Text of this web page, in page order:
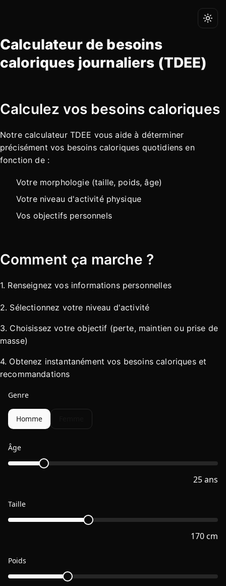
Calculateur de besoins
caloriques journaliers (TDEE)
Calculez vos besoins caloriques
Notre calculateur TDEE vous aide à déterminer
précisément vos besoins caloriques quotidiens en
fonction de :
Votre morphologie (taille, poids, âge)
Votre niveau d'activité physique
Vos objectifs personnels
Comment ça marche ?
1. Renseignez vos informations personnelles
2. Sélectionnez votre niveau d'activité
3. Choisissez votre objectif (perte, maintien ou prise de
masse)
4. Obtenez instantanément vos besoins caloriques et
recommandations
Genre
Homme
Âge
25ans
Taille
170cm
Poids